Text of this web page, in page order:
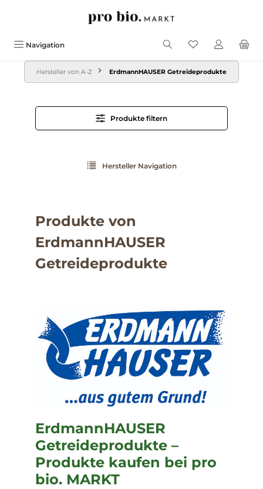
Navigation
Hersteller von A-Z ErdmannHAUSER Getreideprodukte
Produkte filtern
Hersteller Navigation
Produkte von
ErdmannHAUSER
Getreideprodukte
ErdmannHAUSER
Getreideprodukte –
Produkte kaufen bei pro
bio. MARKT